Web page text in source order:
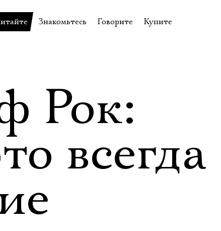
Архив спектаклей
проектов
Благодарности
Гумилёва
Знакомьтесь
Режиссёры
Художники
Сотрудники
Владимир Максимов
Говорите
Купите
Рок:
всегда